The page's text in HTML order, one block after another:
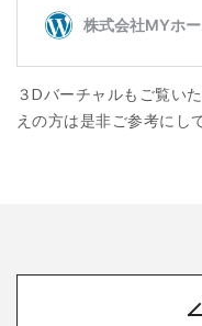
３Dバーチャルもご覧い
えの方は是非ご参考にし